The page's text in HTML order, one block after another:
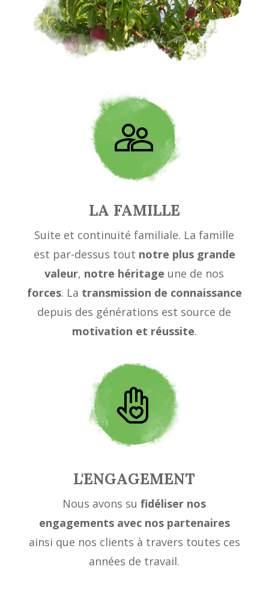
LA FAMILLE
Suite et continuité familiale. La famille
est par-dessus tout notre plus grande
valeur, notre héritage une de nos
forces. La transmission de connaissance
depuis des générations est source de
motivation et réussite.
L'ENGAGEMENT
Nous avons sufidéliser nos
engagements avec nos partenaires
ainsi que nos clients à travers toutes ces
années de travail.